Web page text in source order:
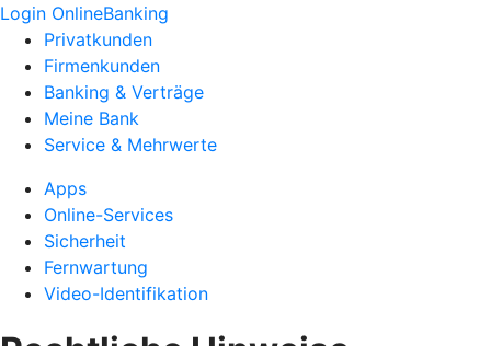
Login OnlineBanking
Privatkunden
Firmenkunden
Banking & Verträge
Meine Bank
Service & Mehrwerte
Apps
Online-Services
Sicherheit
Fernwartung
Video-Identifikation